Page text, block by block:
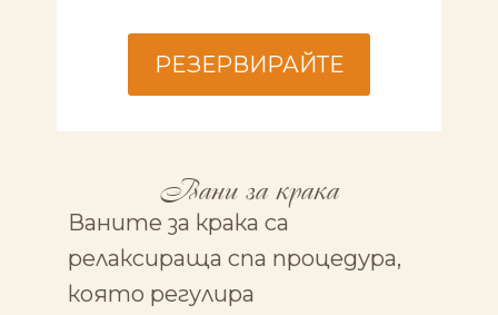
РЕЗЕРВИРАЙТЕ
Вани за крака
Ваните за крака са
релаксираща спа процедура,
която регулира